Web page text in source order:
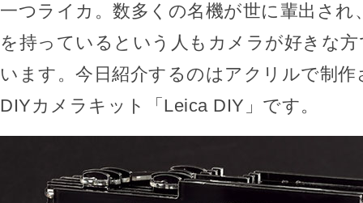
一つライカ。数多くの名機が世に輩出され
を持っているという人もカメラが好きな
います。今日紹介するのはアクリルで制
DIYカメラキット「Leica DIY」です。